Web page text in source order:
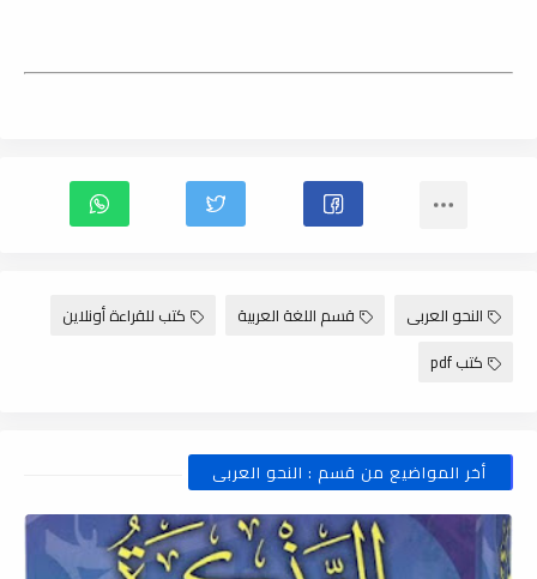
النحو العربى قسم اللغة العربية
كتب للقراءة أونلاين
كتب pdf
أخر المواضيع من قسم : النحو العربى